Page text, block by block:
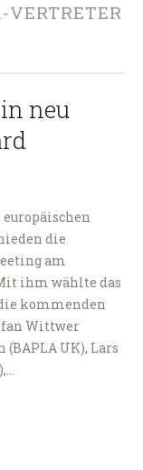
VERTRETER
neu
die
am
ihm wählte das
kommenden
Wittwer
(BAPLA UK), Lars